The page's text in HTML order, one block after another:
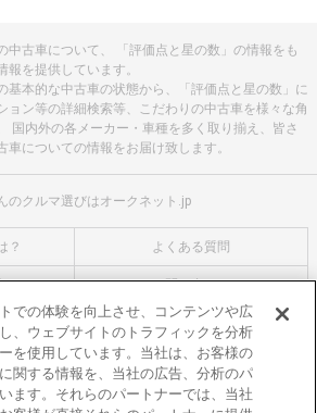
中古車について、 「評価点と星の数」の情報をも
報を提供しています。
基本的な中古車の状態から、「評価点と星の数」に
ョン等の詳細検索等、こだわりの中古車を様々な角
国内外の各メーカー・車種を多く取り揃え、皆さ
車についての情報をお届け致します。
のクルマ選びはオークネット.jp
？ よくある質問
お問い合わせ
会社概要
プライバシーポリシー
利用者情報の外部送信について
での体験を向上させ、コンテンツや広
、ウェブサイトのトラフィックを分析
を使用しています。当社は、お客様の
関する情報を、当社の広告、分析のパ
ます。それらのパートナーでは、当社